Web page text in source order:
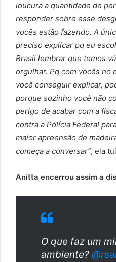
loucura a quantidade de
responder sobre esse
vocês estão fazendo. A
preciso explicar pq eu
Brasil lembrar que temos
orgulhar. Pq com vocês no
você conseguir explicar,
porque sozinho você não
perigo de acabar com a
contra a Polícia Federal
maior apreensão de
começa a conversar”, ela
Anitta encerrou assim a
O que faz um
ambiente?